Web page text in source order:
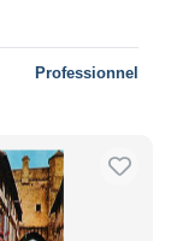
Professionnel